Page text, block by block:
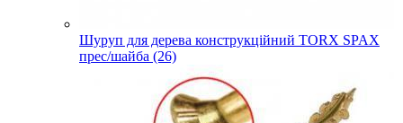
Шуруп для дерева конструкційний TORX SPAX
прес/шайба (26)